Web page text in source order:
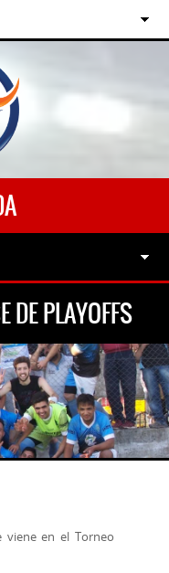
DE PLAYOFFS
viene en el Torneo